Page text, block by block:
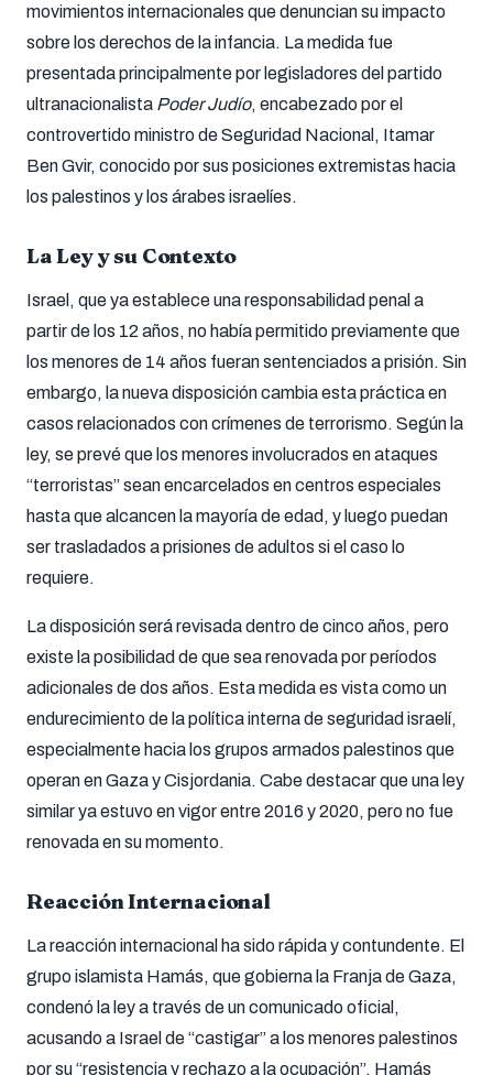
movimientos internacionales que denuncian su impacto
sobre los derechos de la infancia. La medida fue
presentada principalmente por legisladores del partido
ultranacionalista Poder Judío, encabezado por el
controvertido ministro de Seguridad Nacional, Itamar
Ben Gvir, conocido por sus posiciones extremistas hacia
los palestinos y los árabes israelíes.
La Ley y su Contexto
Israel, que ya establece una responsabilidad penal a
partir de los 12 años, no había permitido previamente que
los menores de 14 años fueran sentenciados a prisión. Sin
embargo, la nueva disposición cambia esta práctica en
casos relacionados con crímenes de terrorismo. Según la
ley, se prevé que los menores involucrados en ataques
“terroristas” sean encarcelados en centros especiales
hasta que alcancen la mayoría de edad, y luego puedan
ser trasladados a prisiones de adultos si el caso lo
requiere.
La disposición será revisada dentro de cinco años, pero
existe la posibilidad de que sea renovada por períodos
adicionales de dos años. Esta medida es vista como un
endurecimiento de la política interna de seguridad israelí,
especialmente hacia los grupos armados palestinos que
operan en Gaza y Cisjordania. Cabe destacar que una ley
similar ya estuvo en vigor entre 2016 y 2020, pero no fue
renovada en su momento.
Reacción Internacional
La reacción internacional ha sido rápida y contundente. El
grupo islamista Hamás, que gobierna la Franja de Gaza,
condenó la ley a través de un comunicado oficial,
acusando a Israel de “castigar” a los menores palestinos
por su “resistencia y rechazo a la ocupación”. Hamás